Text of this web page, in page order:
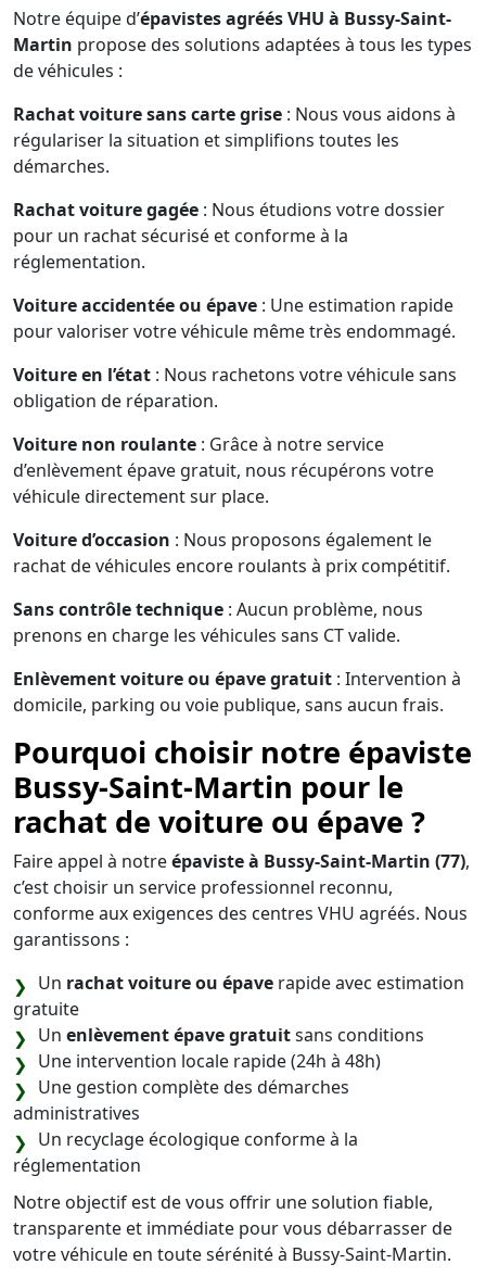
Notre équipe d’épavistes agréés VHU à Bussy-Saint-
Martin propose des solutions adaptées à tous les types
de véhicules :
Rachat voiture sans carte grise : Nous vous aidons à
régulariser la situation et simplifions toutes les
démarches.
Rachat voiture gagée : Nous étudions votre dossier
pour un rachat sécurisé et conforme à la
réglementation.
Voiture accidentée ou épave : Une estimation rapide
pour valoriser votre véhicule même très endommagé.
Voiture en l’état : Nous rachetons votre véhicule sans
obligation de réparation.
Voiture non roulante : Grâce à notre service
d’enlèvement épave gratuit, nous récupérons votre
véhicule directement sur place.
Voiture d’occasion : Nous proposons également le
rachat de véhicules encore roulants à prix compétitif.
Sans contrôle technique : Aucun problème, nous
prenons en charge les véhicules sans CT valide.
Enlèvement voiture ou épave gratuit : Intervention à
domicile, parking ou voie publique, sans aucun frais.
Pourquoi choisir notre épaviste
Bussy-Saint-Martin pour le
rachat de voiture ou épave ?
Faire appel à notreépaviste à Bussy-Saint-Martin (77),
c’est choisir un service professionnel reconnu,
conforme aux exigences des centres VHU agréés. Nous
garantissons :
Un rachat voiture ou épave rapide avec estimation
gratuite
Un enlèvement épave gratuitsans conditions
Une intervention locale rapide (24h à 48h)
Une gestion complète des démarches
administratives
Un recyclage écologique conforme à la
réglementation
Notre objectif est de vous offrir une solution fiable,
transparente et immédiate pour vous débarrasser de
votre véhicule en toute sérénité à Bussy-Saint-Martin.